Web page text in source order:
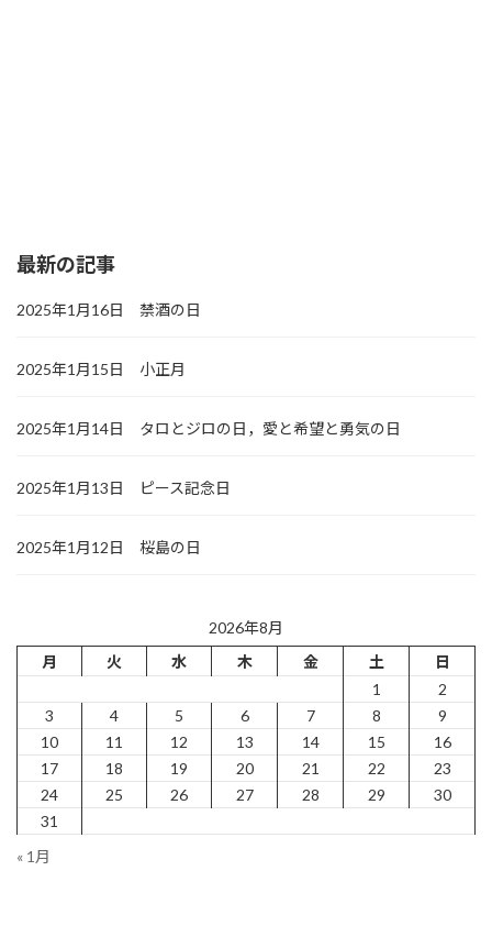
最新の記事
2025年1月16日 禁酒の日
2025年1月15日 小正月
2025年1月14日 タロとジロの日，愛と希望と勇気の日
2025年1月13日 ピース記念日
2025年1月12日 桜島の日
2026年8月
月
火 水 木 金 土
日
1
2
3
4 5 6 7 8
9
10
11 12 13 14 15
16
17
18 19 20 21 22
23
24
25 26 27 28 29
30
31
« 1月